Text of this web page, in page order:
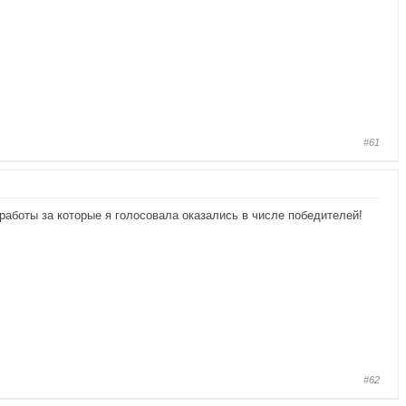
#61
за которые я голосовала оказались в числе победителей!
#62